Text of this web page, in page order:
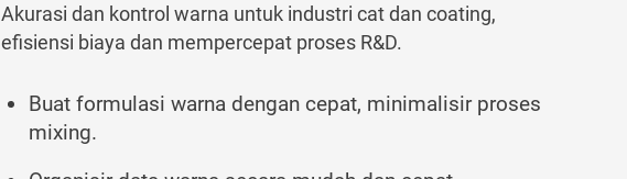
Akurasi dan kontrol warna untuk industri cat dan coating,
efisiensi biaya dan mempercepat proses R&D.
Buat formulasi warna dengan cepat, minimalisir proses
mixing.